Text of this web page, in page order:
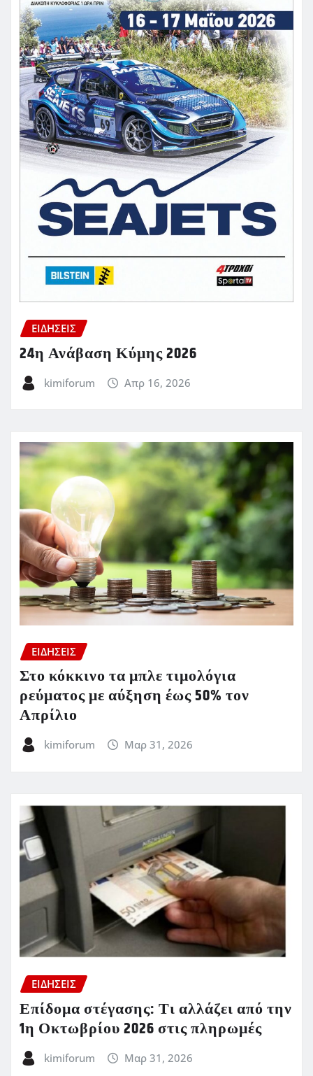
ΕΙΔΗΣΕΙΣ
24η Ανάβαση Κύμης 2026
kimiforum Απρ 16, 2026
ΕΙΔΗΣΕΙΣ
Στο κόκκινο τα μπλε τιμολόγια
ρεύματος με αύξηση έως 50% τον
Απρίλιο
kimiforum Μαρ 31, 2026
ΕΙΔΗΣΕΙΣ
Επίδομα στέγασης: Τι αλλάζει από την
1η Οκτωβρίου 2026 στις πληρωμές
kimiforum Μαρ 31, 2026